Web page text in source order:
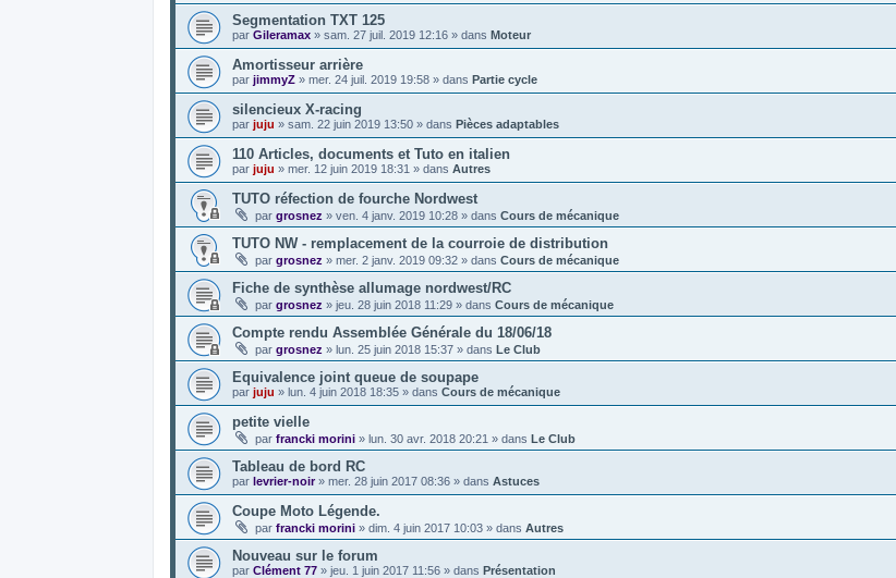
Segmentation TXT 125
par Gileramax » sam. 27 juil. 2019 12:16 » dans Moteur
Amortisseur arrière
par jimmyZ » mer. 24 juil. 2019 19:58 » dans Partie cycle
silencieux X-racing
par juju » sam. 22 juin 2019 13:50 » dans Pièces adaptables
110 Articles, documents et Tuto en italien
par juju » mer. 12 juin 2019 18:31 » dans Autres
TUTO réfection de fourche Nordwest
par grosnez » ven. 4 janv. 2019 10:28 » dans Cours de mécanique
TUTO NW - remplacement de la courroie de distribution
par grosnez » mer. 2 janv. 2019 09:32 » dans Cours de mécanique
Fiche de synthèse allumage nordwest/RC
par grosnez » jeu. 28 juin 2018 11:29 » dans Cours de mécanique
Compte rendu Assemblée Générale du 18/06/18
par grosnez » lun. 25 juin 2018 15:37 » dans Le Club
Equivalence joint queue de soupape
par juju » lun. 4 juin 2018 18:35 » dans Cours de mécanique
petite vielle
par francki morini » lun. 30 avr. 2018 20:21 » dans Le Club
Tableau de bord RC
par levrier-noir» mer. 28 juin 2017 08:36 » dans Astuces
Coupe Moto Légende.
par francki morini » dim. 4 juin 2017 10:03 » dans Autres
Nouveau sur le forum
par Clément 77 » jeu. 1 juin 2017 11:56 » dans Présentation